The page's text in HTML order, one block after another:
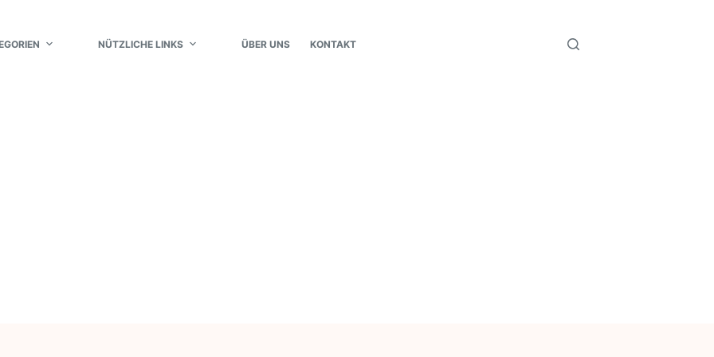
NÜTZLICHE LINKS ÜBER UNS KONTAKT